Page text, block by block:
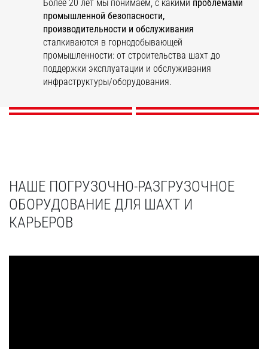
Более 20 лет мы понимаем, с какими проблемами
промышленной безопасности,
производительности и обслуживания
сталкиваются в горнодобывающей
промышленности: от строительства шахт до
поддержки эксплуатации и обслуживания
инфраструктуры/оборудования.
Открытый карьер Подземный рудник
Горные предприятия
ОТКРОЙТЕ ДЛЯ СЕБЯ
Хранение,
складирование
ОТКРОЙТЕ ДЛЯ СЕБЯ
НАШЕ ПОГРУЗОЧНО-РАЗГРУЗОЧНОЕ
ОБОРУДОВАНИЕ ДЛЯ ШАХТ И
КАРЬЕРОВ